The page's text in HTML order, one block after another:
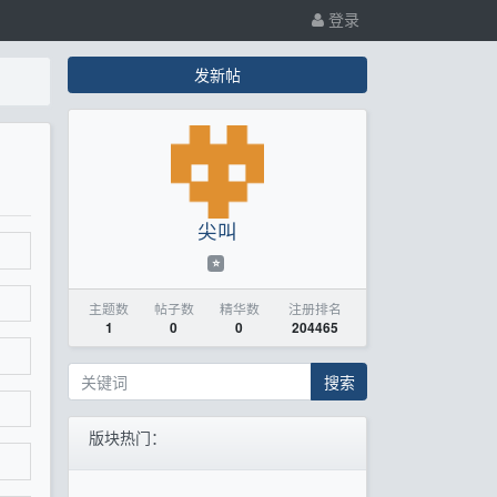
登录
发新帖
尖叫
⭐
主题数
1
帖子数
0
精华数
0
注册排名
204465
搜索
版块热门：